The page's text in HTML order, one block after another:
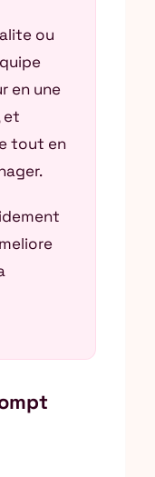
ou
en une
et
tout en